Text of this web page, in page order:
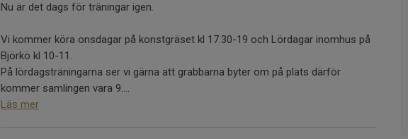
Nu är det dags för träningar igen.
Vi kommer köra onsdagar på konstgräset kl 17.30-19 och Lördagar inomhus på
Björkö kl 10-11.
På lördagsträningarna ser vi gärna att grabbarna byter om på plats därför
kommer samlingen vara 9....
Läs mer